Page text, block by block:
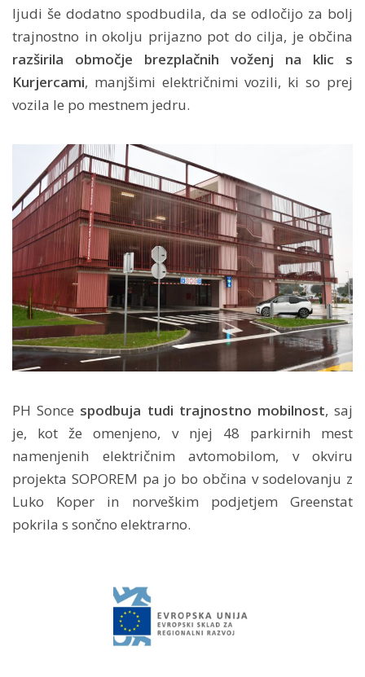
ljudi še dodatno spodbudila, da se odločijo za bolj
trajnostno in okolju prijazno pot do cilja, je občina
razširila območje brezplačnih voženj na klic s
Kurjercami, manjšimi električnimi vozili, ki so prej
vozila le po mestnem jedru.
PH Sonce spodbuja tudi trajnostno mobilnost, saj
je, kot že omenjeno, v njej 48 parkirnih mest
namenjenih električnim avtomobilom, v okviru
projekta SOPOREM pa jo bo občina v sodelovanju z
Luko Koper in norveškim podjetjem Greenstat
pokrila s sončno elektrarno.